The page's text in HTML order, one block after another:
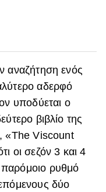
αναζήτηση ενός
αδερφό
υποδύεται ο
βιβλίο της
«The Viscount
οι σεζόν 3 και 4
ρυθμό
δύο